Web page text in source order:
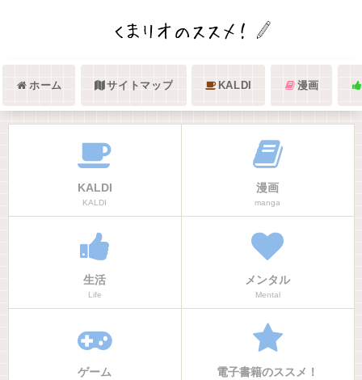
ホーム サイトマップ KALDI 漫画
KALDI
KALDI
漫画
manga
生活
Life
メンタル
Mental
ゲーム 電子書籍のススメ！